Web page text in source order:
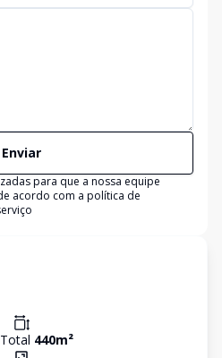
Enviar
para que a nossa equipe
acordo com a política de
440m²